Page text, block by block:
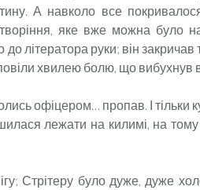
А навколо все
яке вже можна було
літератора руки; він закричав
хвилею болю, що вибухнув
офіцером… пропав. І тільки
лежати на килимі, на
Стрітеру було дуже, дуже